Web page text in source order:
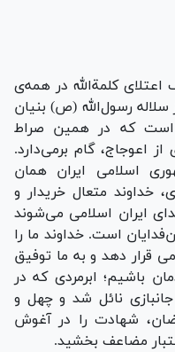
کلمة‌الله در همه‌ی
سلاله رسول‌الله (ص) بنیان
است که در همین صراط
اعوجاج، گام برمی‌دارد.
اسلامی ایران همان
خداوند متعال خریدار و
ایران اسلامی می‌شوند
است. خداوند ما را
قرار دهد و به ما توفیق
باشیم؛ ابرمردی که در
جانبازی نائل شد و چهل و
شهادت را در آغوش
مضاعف بخشید.